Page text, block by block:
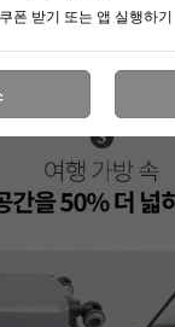
폰 받기 또는 앱 실행하기